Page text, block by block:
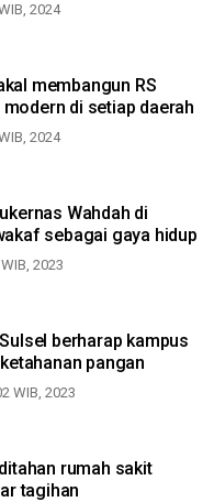
2024
membangun RS
di setiap daerah
2024
Wahdah di
sebagai gaya hidup
2023
berharap kampus
pangan
WIB, 2023
rumah sakit
tagihan